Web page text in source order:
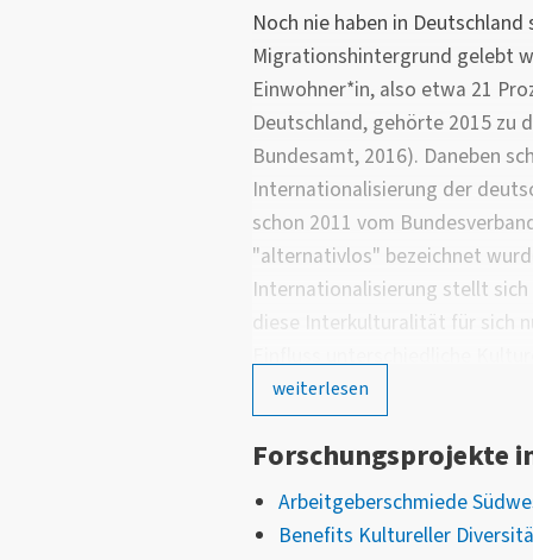
Noch nie haben in
Migrationshintergrund gelebt
Einwohner*in, also etwa 21
Deutschland, gehörte 2015 zu
Bundesamt, 2016). Daneben
Internationalisierung der
schon 2011 vom
"alternativlos" bezeichnet
Internationalisierung stellt
diese Interkulturalität für sich
haben, wie Firmen erfolgreich
zusammenarbeiten können und
überwinden und welche
Internationalisierung bietet.
wir in diesem
weiterlesen
Forschungsprojekte
Arbeitgeberschmiede
Benefits Kultureller